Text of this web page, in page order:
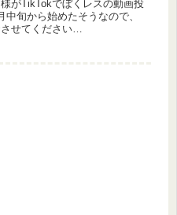
がTikTokでぼくレスの動画投
中旬から始めたそうなので、
させてください